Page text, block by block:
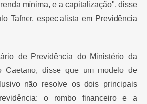
mínima, e a capitalização", disse
Tafner, especialista em Previdência
de Previdência do Ministério da
Caetano, disse que um modelo de
não resolve os dois principais
o rombo financeiro e a